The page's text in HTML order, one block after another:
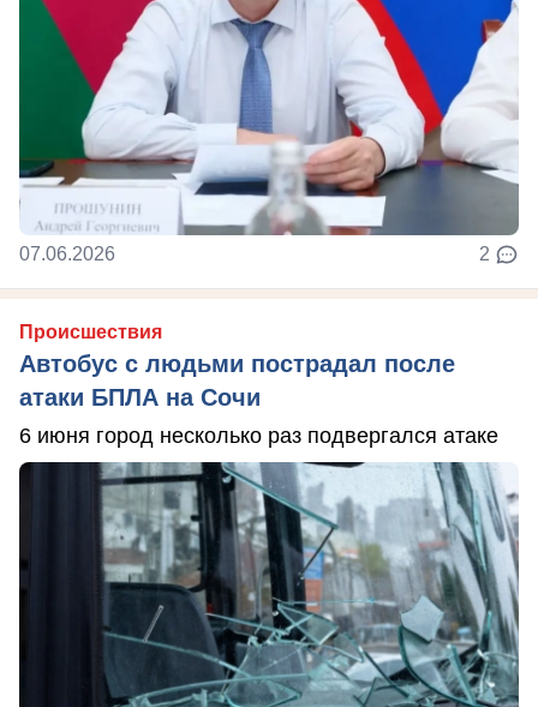
07.06.2026 2
Происшествия
Автобус с людьми пострадал после
атаки БПЛА на Сочи
6 июня город несколько раз подвергался атаке